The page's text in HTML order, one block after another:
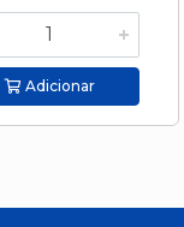
Adicionar